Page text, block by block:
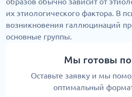
их этиологического фактора. В
возникновения галлюцинаций
основные группы.
Мы готовы
Оставьте заявку и мы
оптимальный